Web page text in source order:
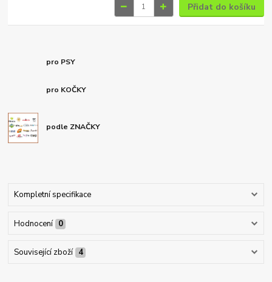
Přidat do košíku
pro PSY
pro KOČKY
podle ZNAČKY
Kompletní specifikace
Hodnocení 0
Související zboží 4